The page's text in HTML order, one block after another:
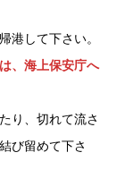
港して下さい。
、海上保安庁へ
り、切れて流さ
び留めて下さ